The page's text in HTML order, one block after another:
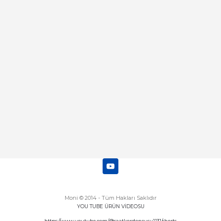
Moni © 2014 - Tüm Hakları Saklıdır
YOU TUBE ÜRÜN VİDEOSU